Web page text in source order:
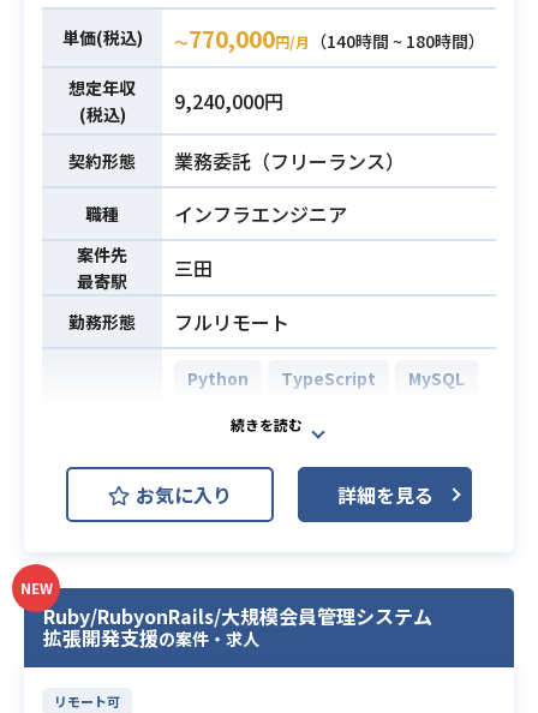
・3〜8名規模のチームに対するPM経
験
・横断的な技術課題（開発生産性、
キュリティ等）の整理・改善
・リードエンジニアや各チームへの
技術的な支援（必要に応じたハンズ
オン）
※詳細は面談時にお伝えします。
必須スキル
・テックリードとしての経験
・Goを用いた開発経験
・AWS（Lambda）に関する知識お
よび開発経験
報キャッチアップの姿勢
・サーバーサイドKotlin、Java等のJ
VM系言語での開発経験
・分散システムなどの基本的な知識
・既存システムの改善（段階的な刷
新、依存関係整理、リファクタリン
グ戦略など）の経験
・開発生産性を上げる取り組み（CI/
業務内容
HTML/CSS/JavaScriptを用いたフロ
ントエンド実装、DB連携まで幅広く
ご推進いただきます。
【仕事内容】
下記の業務を担っていただく想定で
す。
・JavaおよびSpring Framework等
を用いたWebアプリケーションの新
規機能開発
・上流工程（基本設計、概要設計
等）からの設計および開発業務
・HTML/CSS/JavaScriptを用いたフ
ロントエンド実装およびDB連携
■環境：Java、Spring Framework
（Spring MVC / Spring Boot）、Th
ymeleaf、
HTML、CSS、JavaScript（Ajax
QL / Oracle等）、SQL、（尚可：ク
ラシックASP、PHP/Laravel）
・JavaによるWebアプリケーション
単価(税込) 〜770,000円/月
（140時間 ~ 180時間）
想定年収
(税込)
9,240,000円
契約形態 業務委託（フリーランス）
職種 インフラエンジニア
案件先
最寄駅
三田
勤務形態 フルリモート
Python TypeScript
MySQL
GitHub
Slack
WordPress
大手ライブ配信企業におけるインフ
社内コーポレートITからサービス向
けクラウドインフラまで幅広くご対
応いただきます。
クラウドインフラに関する業務、運
お気に入り 詳細を見る
NEW
Ruby/RubyonRails/大規模会員管理システム
拡張開発支援の案件・求人
リモート可